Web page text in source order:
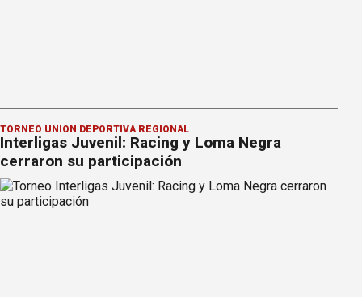
TORNEO UNIÓN DEPORTIVA REGIONAL
Interligas Juvenil: Racing y Loma Negra
cerraron su participación